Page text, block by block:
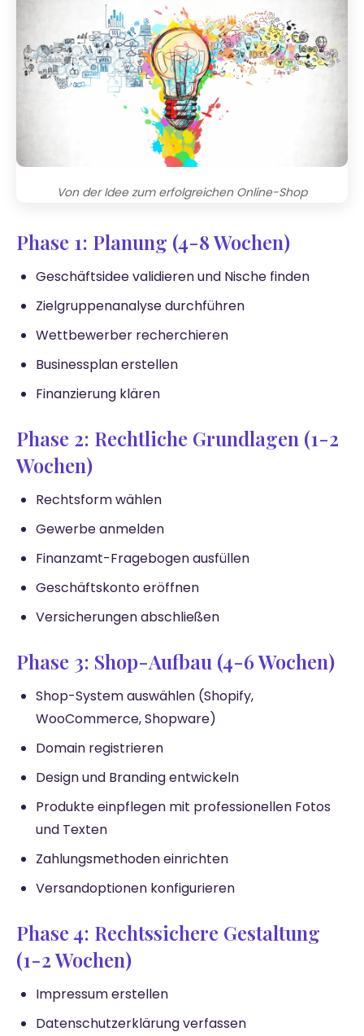
Von der Idee zum erfolgreichen Online-Shop
Phase 1: Planung (4-8 Wochen)
Geschäftsidee validieren und Nische finden
Zielgruppenanalyse durchführen
Wettbewerber recherchieren
Businessplan erstellen
Finanzierung klären
Phase 2: Rechtliche Grundlagen (1-2
Wochen)
Rechtsform wählen
Gewerbe anmelden
Finanzamt-Fragebogen ausfüllen
Geschäftskonto eröffnen
Versicherungen abschließen
Phase 3: Shop-Aufbau (4-6 Wochen)
Shop-System auswählen (Shopify,
WooCommerce, Shopware)
Domain registrieren
Design und Branding entwickeln
Produkte einpflegen mit professionellen Fotos
und Texten
Zahlungsmethoden einrichten
Versandoptionen konfigurieren
Phase 4: Rechtssichere Gestaltung
(1-2 Wochen)
Impressum erstellen
Datenschutzerklärung verfassen